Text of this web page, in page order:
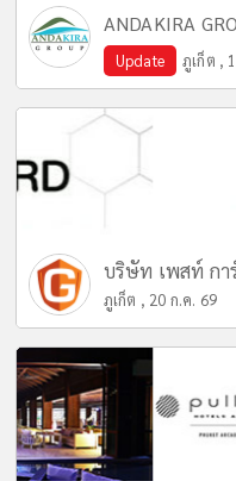
ANDAKIRA
Update ภูเก็ต ,
บริษัท เพสท์ กา
ภูเก็ต , 20 ก.ค. 69